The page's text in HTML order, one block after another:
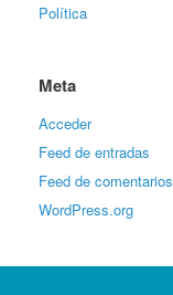
Política
Meta
Acceder
Feed de entradas
Feed de comentarios
WordPress.org